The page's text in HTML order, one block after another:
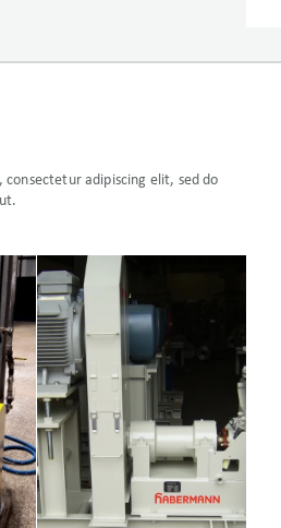
consectetur adipiscing elit, sed do